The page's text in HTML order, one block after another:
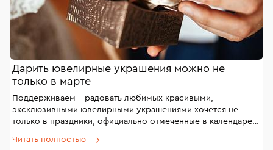
Дарить ювелирные украшения можно не
только в марте
Поддерживаем – радовать любимых красивыми,
эксклюзивными ювелирными украшениями хочется не
только в праздники, официально отмеченные в календаре.
поводов подарить близкому человеку что-то особенное,
Читать полностью